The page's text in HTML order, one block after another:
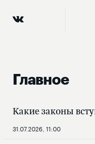
Главное
Какие законы
31.07.2026, 11:00